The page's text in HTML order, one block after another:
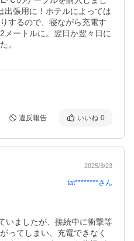
出張用に！ホテルによっては
するので、寝ながら充電す
メートルに。翌日か翌々日に
。
違反報告 いいね 0
2025/3/23
tat********さん
いましたが、接続中に衝撃等
ってしまい、充電できなく